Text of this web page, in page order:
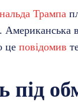
Трампа
це повідомив
під